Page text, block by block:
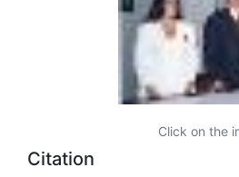
Click on the
Citation